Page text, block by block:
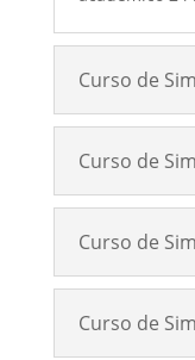
Curso de
Curso de
Curso de
Curso de